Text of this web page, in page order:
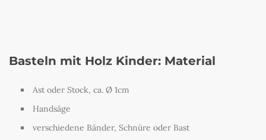
Basteln mit Holz Kinder: Material
Ast oder Stock, ca. Ø 1cm
Handsäge
verschiedene Bänder, Schnüre oder Bast